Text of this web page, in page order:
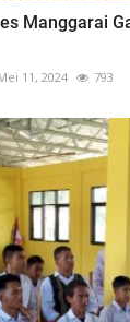
Manggarai
11, 2024 793